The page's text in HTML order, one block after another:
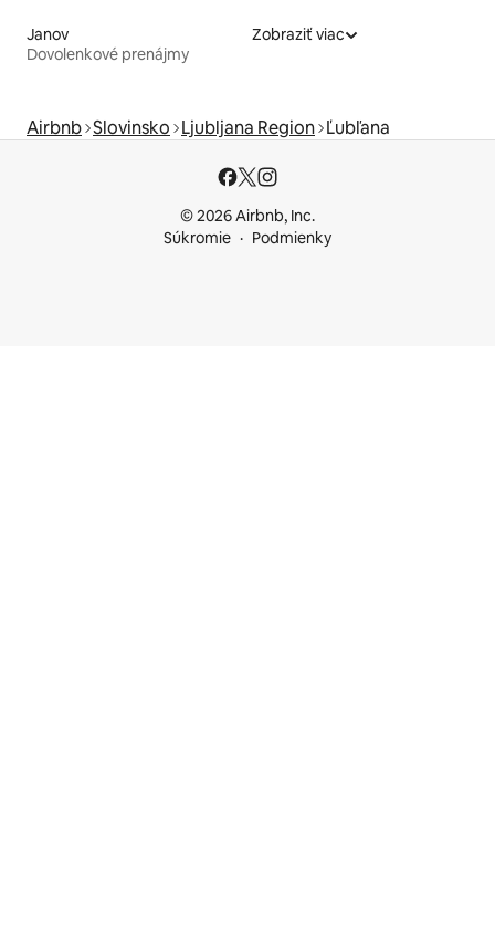
Janov
Dovolenkové prenájmy
Zobraziť viac
Airbnb Slovinsko Ljubljana Region Ľubľana
© 2026 Airbnb, Inc.
Súkromie
Podmienky